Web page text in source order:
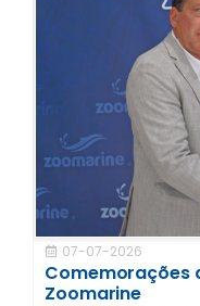
07-07-2026
Comemorações
Zoomarine